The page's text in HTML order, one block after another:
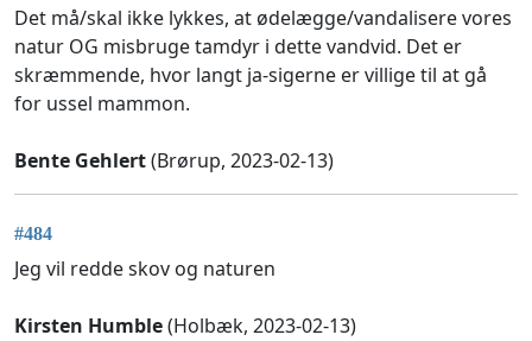
Det må/skal ikke lykkes, at ødelægge/vandalisere vores
natur OG misbruge tamdyr i dette vandvid. Det er
skræmmende, hvor langt ja-sigerne er villige til at gå
for ussel mammon.
Bente Gehlert(Brørup, 2023-02-13)
#484
Jeg vil redde skov og naturen
Kirsten Humble(Holbæk, 2023-02-13)